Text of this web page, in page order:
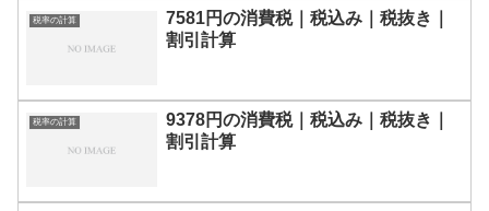
税率の計算
7581円の消費税｜税込み｜税抜き｜
割引計算
税率の計算
9378円の消費税｜税込み｜税抜き｜
割引計算